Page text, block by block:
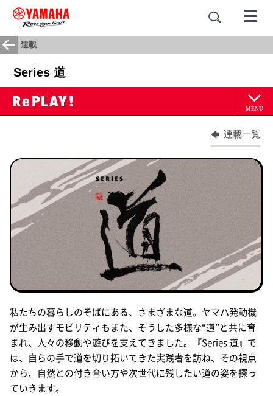
連載
Series 道
連載一覧
私たちの暮らしのそばにある、さまざまな道。ヤマハ発動機
が生み出すモビリティもまた、そうした多様な“道”と共に育
まれ、人々の移動や遊びを支えてきました。『Series 道』で
は、自らの手で道を切り拓いてきた実践者を訪ね、その視点
から、自然との付き合い方や次世代に残したい道の姿を探っ
ていきます。